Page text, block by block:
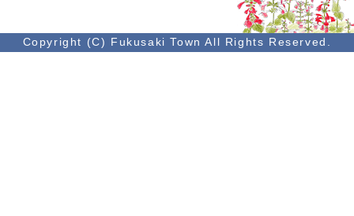
Copyright (C) Fukusaki Town All Rights Reserved.